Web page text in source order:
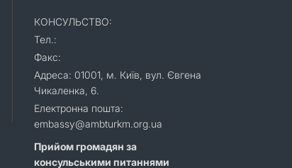
КОНСУЛЬСТВО:
Тел.:
Факс:
Адреса: 01001, м. Київ, вул. Євгена
Чикаленка, 6.
Електронна пошта:
embassy@ambturkm.org.ua
Прийом громадян за
консульськими питаннями